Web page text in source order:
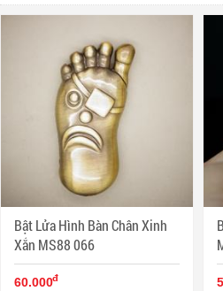
Bật Lửa Hình Bàn Chân Xinh
Xắn MS88 066
60.000đ